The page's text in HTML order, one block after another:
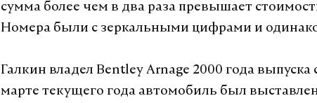
сумма более чем в два раза превышает
Номера были с зеркальными цифрами и
Галкин владел Bentley Arnage 2000 года выпуска
марте текущего года автомобиль был